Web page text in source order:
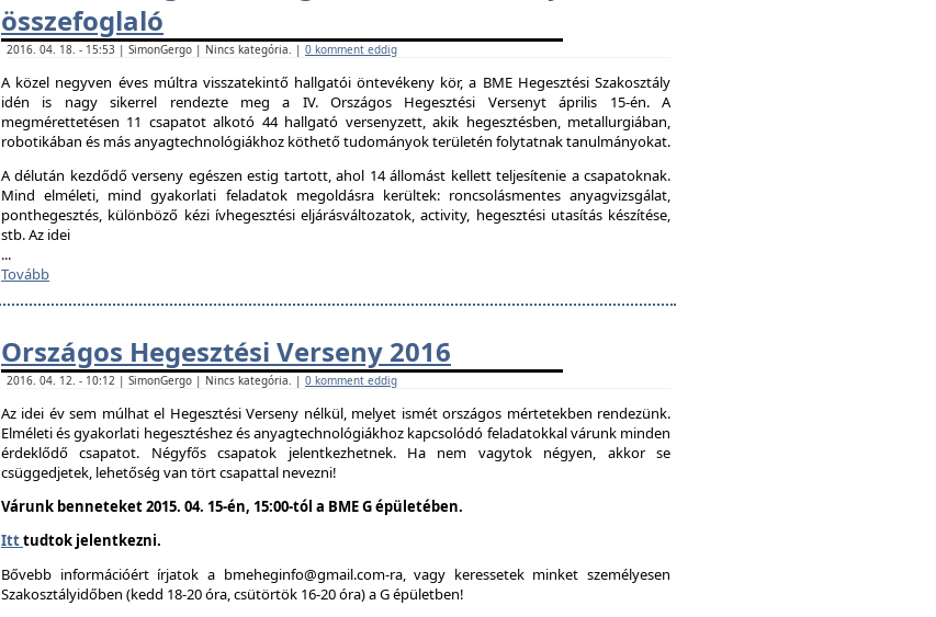
összefoglaló
2016. 04. 18. - 15:53 | SimonGergo | Nincs kategória. | 0 komment eddig
A közel negyven éves múltra visszatekintő hallgatói öntevékeny kör, a BME Hegesztési Szakosztály
idén is nagy sikerrel rendezte meg a IV. Országos Hegesztési Versenyt április 15-én. A
megmérettetésen 11 csapatot alkotó 44 hallgató versenyzett, akik hegesztésben, metallurgiában,
robotikában és más anyagtechnológiákhoz köthető tudományok területén folytatnak tanulmányokat.
A délután kezdődő verseny egészen estig tartott, ahol 14 állomást kellett teljesítenie a csapatoknak.
Mind elméleti, mind gyakorlati feladatok megoldásra kerültek: roncsolásmentes anyagvizsgálat,
ponthegesztés, különböző kézi ívhegesztési eljárásváltozatok, activity, hegesztési utasítás készítése,
stb. Az idei
...
Tovább
Országos Hegesztési Verseny 2016
2016. 04. 12. - 10:12 | SimonGergo | Nincs kategória. | 0 komment eddig
Az idei év sem múlhat el Hegesztési Verseny nélkül, melyet ismét országos mértetekben rendezünk.
Elméleti és gyakorlati hegesztéshez és anyagtechnológiákhoz kapcsolódó feladatokkal várunk minden
érdeklődő csapatot. Négyfős csapatok jelentkezhetnek. Ha nem vagytok négyen, akkor se
csüggedjetek, lehetőség van tört csapattal nevezni!
Várunk benneteket 2015. 04. 15-én, 15:00-tól a BME G épületében.
Itttudtok jelentkezni.
Bővebb információért írjatok a bmeheginfo@gmail.com-ra, vagy keressetek minket személyesen
Szakosztályidőben (kedd 18-20 óra, csütörtök 16-20 óra) a G épületben!